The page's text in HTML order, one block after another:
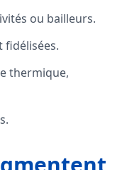
ou bailleurs.
fidélisées.
thermique,